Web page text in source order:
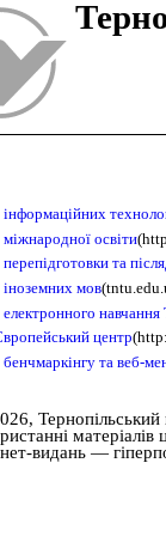
освіти
та
мов
центр
та веб-
Тернопільський
матеріалів
видань —